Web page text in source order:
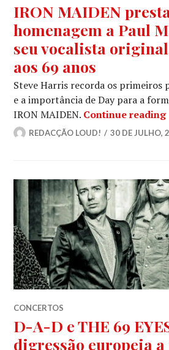
IRON MAIDEN
homenagem a Paul
seu vocalista
aos 69 anos
Steve Harris recorda os primeiros
e a importância de Day para a
IRON MAIDEN. Continue reading
REDACÇÃO LOUD! 30 DE JULHO,
CONCERTOS
D-A-D e THE 69
digressão europeia